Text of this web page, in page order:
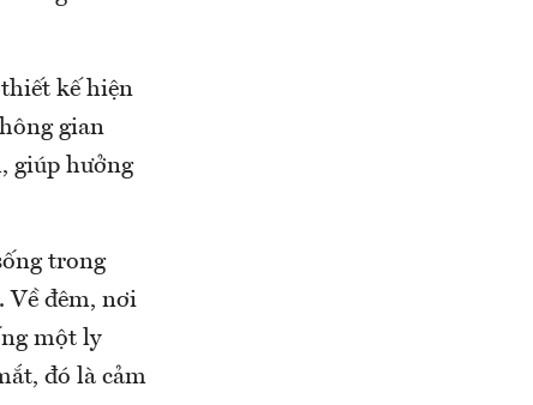
kế hiện
gian
giúp hưởng
trong
Về đêm, nơi
một ly
đó là cảm